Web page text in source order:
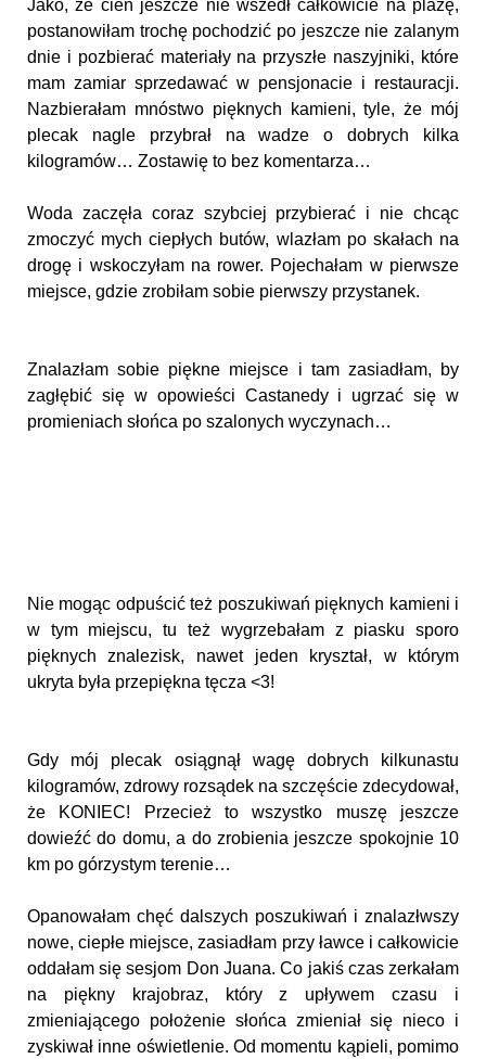
Jako, że cień jeszcze nie wszedł całkowicie na plażę,
postanowiłam trochę pochodzić po jeszcze nie zalanym
dnie i pozbierać materiały na przyszłe naszyjniki, które
mam zamiar sprzedawać w pensjonacie i restauracji.
Nazbierałam mnóstwo pięknych kamieni, tyle, że mój
plecak nagle przybrał na wadze o dobrych kilka
kilogramów… Zostawię to bez komentarza…
Woda zaczęła coraz szybciej przybierać i nie chcąc
zmoczyć mych ciepłych butów, wlazłam po skałach na
drogę i wskoczyłam na rower. Pojechałam w pierwsze
miejsce, gdzie zrobiłam sobie pierwszy przystanek.
Znalazłam sobie piękne miejsce i tam zasiadłam, by
zagłębić się w opowieści Castanedy i ugrzać się w
promieniach słońca po szalonych wyczynach…
Nie mogąc odpuścić też poszukiwań pięknych kamieni i
w tym miejscu, tu też wygrzebałam z piasku sporo
pięknych znalezisk, nawet jeden kryształ, w którym
ukryta była przepiękna tęcza <3!
Gdy mój plecak osiągnął wagę dobrych kilkunastu
kilogramów, zdrowy rozsądek na szczęście zdecydował,
że KONIEC! Przecież to wszystko muszę jeszcze
dowieźć do domu, a do zrobienia jeszcze spokojnie 10
km po górzystym terenie…
Opanowałam chęć dalszych poszukiwań i znalazłwszy
nowe, ciepłe miejsce, zasiadłam przy ławce i całkowicie
oddałam się sesjom Don Juana. Co jakiś czas zerkałam
na piękny krajobraz, który z upływem czasu i
zmieniającego położenie słońca zmieniał się nieco i
zyskiwał inne oświetlenie. Od momentu kąpieli, pomimo